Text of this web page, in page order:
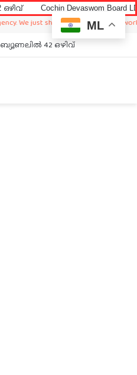
Cochin Devaswom Board LD Clerk
just sharing available job in
42 ഒഴിവ്
ML